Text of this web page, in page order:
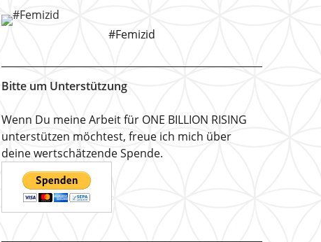
#Femizid
Bitte um Unterstützung
Wenn Du meine Arbeit für ONE BILLION RISING
unterstützen möchtest, freue ich mich über
deine wertschätzende Spende.